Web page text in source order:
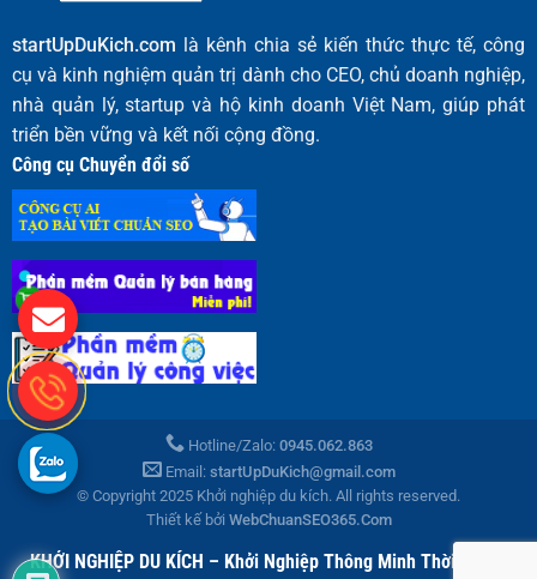
startUpDuKich.com là kênh chia sẻ kiến thức thực tế, công
cụ và kinh nghiệm quản trị dành cho CEO, chủ doanh nghiệp,
nhà quản lý, startup và hộ kinh doanh Việt Nam, giúp phát
triển bền vững và kết nối cộng đồng.
Công cụ Chuyển đổi số
Hotline/Zalo: 0945.062.863
Email: startUpDuKich@gmail.com
© Copyright 2025 Khởi nghiệp du kích. All rights reserved.
Thiết kế bởi WebChuanSEO365.Com
KHỞI NGHIỆP DU KÍCH – Khởi Nghiệp Thông Minh Thời Đại AI